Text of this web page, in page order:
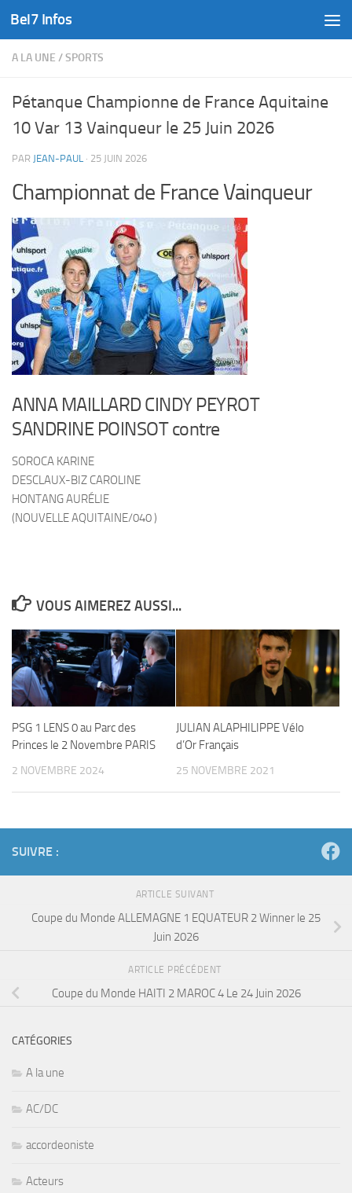
Skip to content
Bel7 Infos
A LA UNE /SPORTS
Pétanque Championne de France Aquitaine
10 Var 13 Vainqueur le 25 Juin 2026
PAR JEAN-PAUL · 25 JUIN 2026
Championnat de France Vainqueur
ANNA MAILLARD CINDY PEYROT
SANDRINE POINSOT contre
SOROCA KARINE
DESCLAUX-BIZ CAROLINE
HONTANG AURÉLIE
(NOUVELLE AQUITAINE/040 )
VOUS AIMEREZ AUSSI...
PSG 1 LENS 0 au Parc des
Princes le 2 Novembre PARIS
2 NOVEMBRE 2024
JULIAN ALAPHILIPPE Vélo
d’Or Français
25 NOVEMBRE 2021
SUIVRE :
ARTICLE SUIVANT
Coupe du Monde ALLEMAGNE 1 EQUATEUR 2 Winner le 25
Juin 2026
ARTICLE PRÉCÉDENT
Coupe du Monde HAITI 2 MAROC 4 Le 24 Juin 2026
CATÉGORIES
A la une
AC/DC
accordeoniste
Acteurs